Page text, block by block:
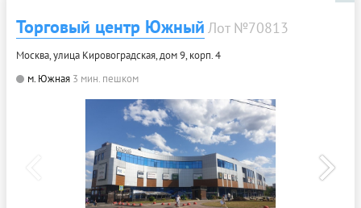
Торговый центр Южный Лот №70813
Москва, улица Кировоградская, дом 9, корп. 4
м. Южная 3 мин. пешком